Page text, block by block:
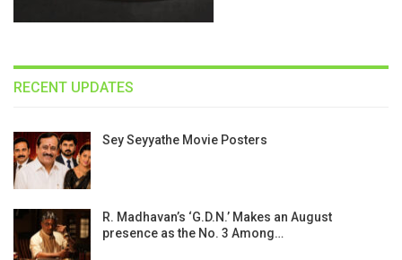
RECENT UPDATES
Sey Seyyathe Movie Posters
R. Madhavan’s ‘G.D.N.’ Makes an August
presence as the No. 3 Among…